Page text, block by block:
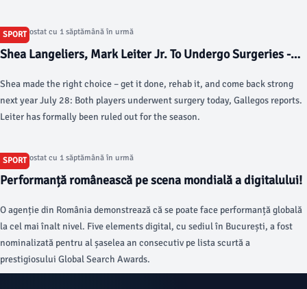
53 years a product of trust and sacrifice Knicks Draft Report Card: Grading
every pick and move Knicks' depth played huge part in securing New York's
Eastern Conference supremacy?
SPORT
Articol postat cu 1 săptămână în urmă
Shea Langeliers, Mark Leiter Jr. To Undergo Surgeries -
Shea made the right choice – get it done, rehab it, and come back strong
next year July 28: Both players underwent surgery today, Gallegos reports.
Leiter has formally been ruled out for the season.
SPORT
Articol postat cu 1 săptămână în urmă
Performanță românească pe scena mondială a digitalului!
O agenție din România demonstrează că se poate face performanță globală
la cel mai înalt nivel. Five elements digital, cu sediul în București, a fost
nominalizată pentru al șaselea an consecutiv pe lista scurtă a
prestigiosului Global Search Awards.